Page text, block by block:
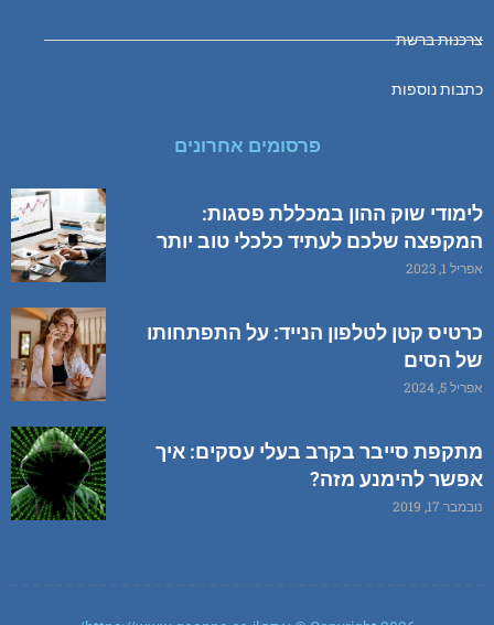
צרכנות ברשת
כתבות נוספות
פרסומים אחרונים
לימודי שוק ההון במכללת פסגות:
המקפצה שלכם לעתיד כלכלי טוב יותר
אפריל 1, 2023
כרטיס קטן לטלפון הנייד: על התפתחותו
של הסים
אפריל 5, 2024
מתקפת סייבר בקרב בעלי עסקים: איך
אפשר להימנע מזה?
נובמבר 17, 2019